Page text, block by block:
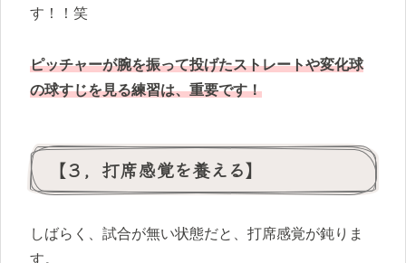
す！！笑
ピッチャーが腕を振って投げたストレートや変化球
の球すじを見る練習は、重要です！
【３，打席感覚を養える】
しばらく、試合が無い状態だと、打席感覚が鈍りま
す。